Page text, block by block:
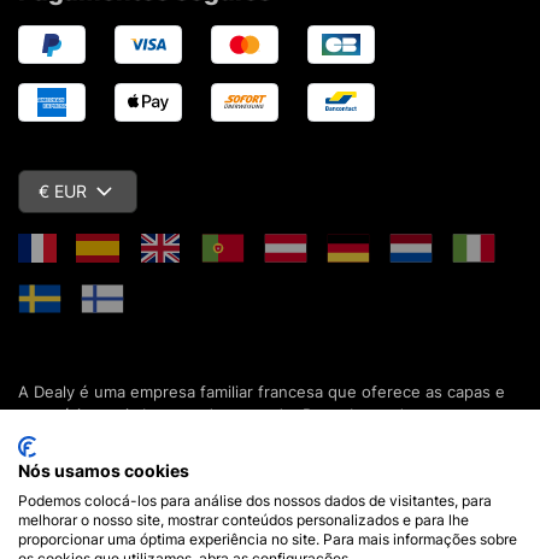
€ EUR
A Dealy é uma empresa familiar francesa que oferece as capas e
acessórios mais baratos do mercado. Descubra todas as nossas
colecções de capas, estojos, protecções de ecrã e acessórios
para o seu smartphone, tablet, computador ou relógio conectado.
Desde 2012, apresentamos novidades todos os dias para lhe
oferecer ainda mais opções de escolha. Mais de 600.000 clientes
em França e em todo o mundo já confiam na Dealy. Se tiver
alguma pergunta, a nossa equipa está disponível 7 dias por
Nós usamos cookies
Podemos colocá-los para análise dos nossos dados de visitantes, para
melhorar o nosso site, mostrar conteúdos personalizados e para lhe
proporcionar uma óptima experiência no site. Para mais informações sobre